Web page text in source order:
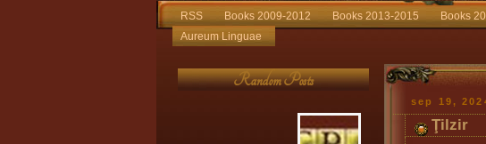
RSS Books 2009-2012 Books 2013-2015 Books
Aureum Linguae
Random Posts
sep 19,
Ţilzir